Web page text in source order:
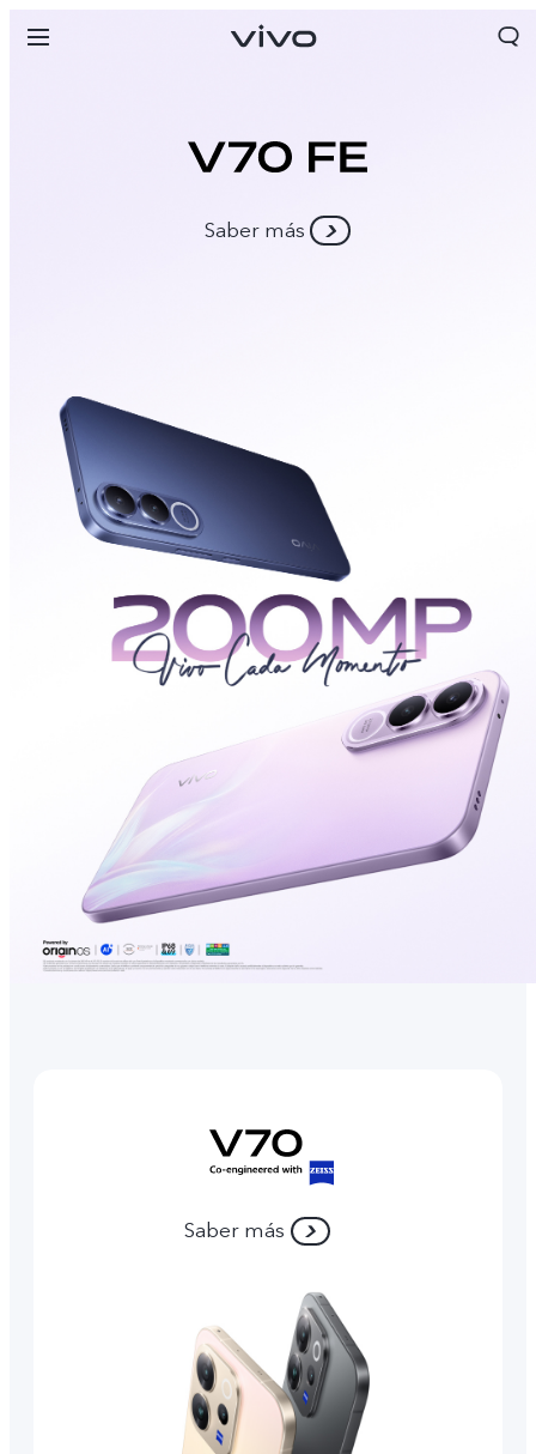
Panama | Seleccione país/región
Saber más
Saber más